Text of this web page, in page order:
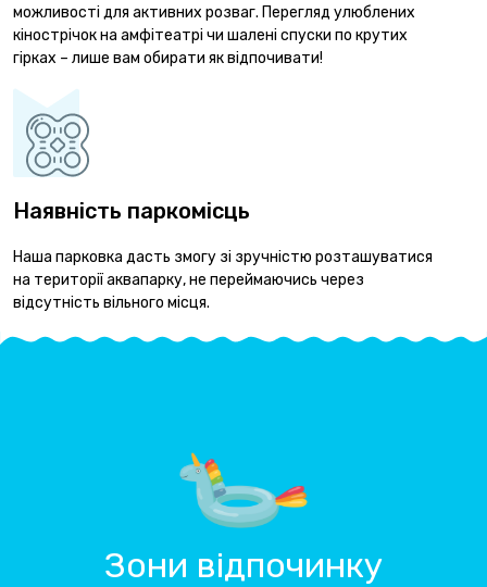
можливості для активних розваг. Перегляд улюблених
кінострічок на амфітеатрі чи шалені спуски по крутих
гірках – лише вам обирати як відпочивати!
Наявність паркомісць
Наша парковка дасть змогу зі зручністю розташуватися
на території аквапарку, не переймаючись через
відсутність вільного місця.
Зони відпочинку